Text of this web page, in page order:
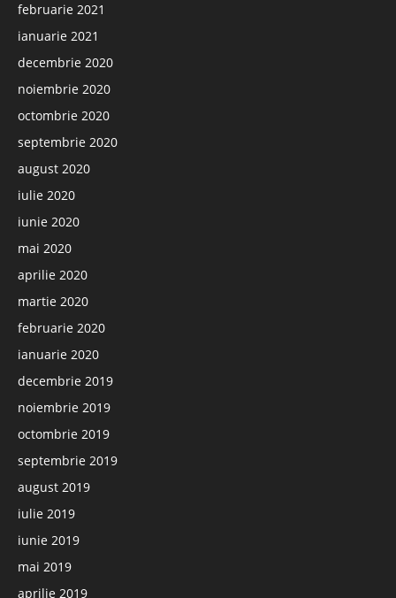
februarie 2021
ianuarie 2021
decembrie 2020
noiembrie 2020
octombrie 2020
septembrie 2020
august 2020
iulie 2020
iunie 2020
mai 2020
aprilie 2020
martie 2020
februarie 2020
ianuarie 2020
decembrie 2019
noiembrie 2019
octombrie 2019
septembrie 2019
august 2019
iulie 2019
iunie 2019
mai 2019
aprilie 2019